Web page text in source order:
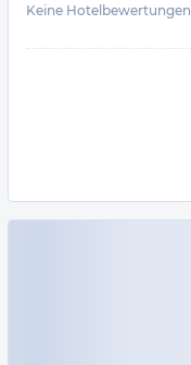
Keine Hotelbewertungen